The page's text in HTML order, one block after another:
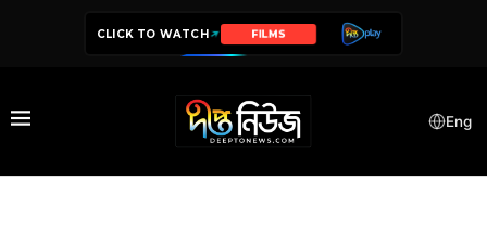
CLICK TO WATCH SERIES
Eng